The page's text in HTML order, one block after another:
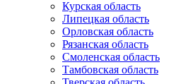
Курская область
Липецкая область
Орловская область
Рязанская область
Смоленская область
Тамбовская область